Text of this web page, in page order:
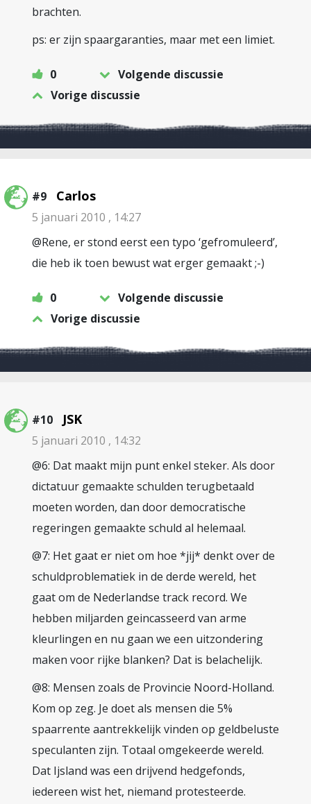
brachten.
ps: er zijn spaargaranties, maar met een limiet.
0
Volgende discussie
Vorige discussie
#9 Carlos
5 januari 2010 , 14:27
@Rene, er stond eerst een typo ‘gefromuleerd’,
die heb ik toen bewust wat erger gemaakt ;-)
0
Volgende discussie
Vorige discussie
#10 JSK
5 januari 2010 , 14:32
@6: Dat maakt mijn punt enkel steker. Als door
dictatuur gemaakte schulden terugbetaald
moeten worden, dan door democratische
regeringen gemaakte schuld al helemaal.
@7: Het gaat er niet om hoe *jij* denkt over de
schuldproblematiek in de derde wereld, het
gaat om de Nederlandse track record. We
hebben miljarden geincasseerd van arme
kleurlingen en nu gaan we een uitzondering
maken voor rijke blanken? Dat is belachelijk.
@8: Mensen zoals de Provincie Noord-Holland.
Kom op zeg. Je doet als mensen die 5%
spaarrente aantrekkelijk vinden op geldbeluste
speculanten zijn. Totaal omgekeerde wereld.
Dat Ijsland was een drijvend hedgefonds,
iedereen wist het, niemand protesteerde.